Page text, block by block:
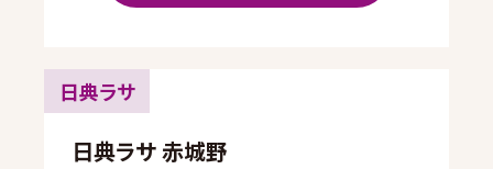
日典ラサ
日典ラサ 赤城野